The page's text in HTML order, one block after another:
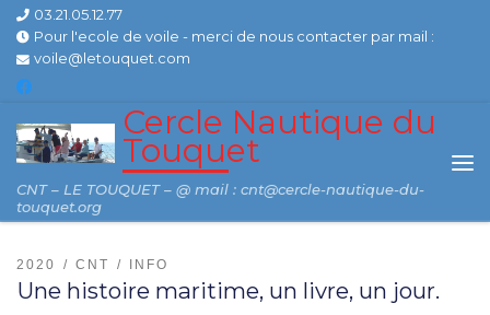
Skip to content
03.21.05.12.77
Pour l'ecole de voile - merci de nous contacter par mail :
voile@letouquet.com
Cercle Nautique du
Touquet
CNT – LE TOUQUET – @ mail : cnt@cercle-nautique-du-
touquet.org
2020 CNT INFO
Une histoire maritime, un livre, un jour.